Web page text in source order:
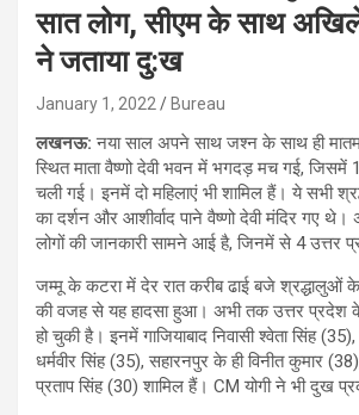
सात लोग, सीएम के साथ
ने जताया दु:ख
January 1, 2022 Bureau
लखनऊ:नया साल अपने साथ जश्न के साथ ही
स्थित माता वैष्णो देवी भवन में भगदड़ मच गई, जिसमें
चली गई। इनमें दो महिलाएं भी शामिल हैं। ये सभी
का दर्शन और आशीर्वाद पाने वैष्णो देवी मंदिर गए
लोगों की जानकारी सामने आई है, जिनमें से 4 उत्तर
जम्मू के कटरा में देर रात करीब ढाई बजे
की वजह से यह हादसा हुआ। अभी तक उत्तर प्रदेश के
हो चुकी है। इनमें गाजियाबाद निवासी श्वेता सिंह
धर्मवीर सिंह (35), सहारनपुर के ही विनीत कुमार
प्रताप सिंह (30) शामिल हैं। CM योगी ने भी दुख